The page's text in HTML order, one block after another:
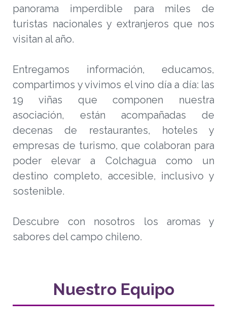
panorama imperdible para miles de
turistas nacionales y extranjeros que nos
visitan al año.
Entregamos información, educamos,
compartimos y vivimos el vino día a día: las
19 viñas que componen nuestra
asociación, están acompañadas de
decenas de restaurantes, hoteles y
empresas de turismo, que colaboran para
poder elevar a Colchagua como un
destino completo, accesible, inclusivo y
sostenible.
Descubre con nosotros los aromas y
sabores del campo chileno.
Nuestro Equipo